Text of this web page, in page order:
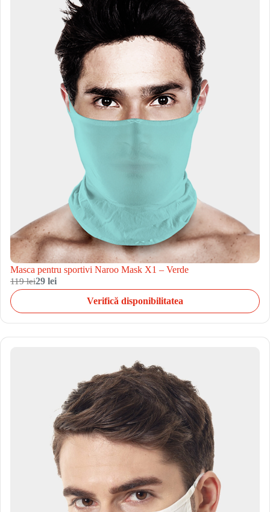
Masca pentru sportivi Naroo Mask X1 – Verde
119 lei29 lei
Verifică disponibilitatea